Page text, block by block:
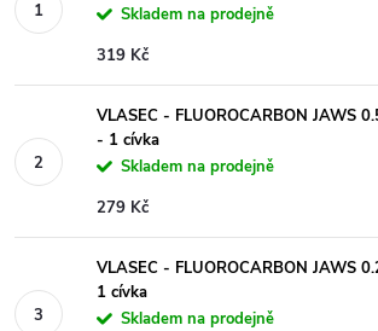
Skladem na prodejně
319 Kč
VLASEC - FLUOROCARBON JAWS
- 1 cívka
Skladem na prodejně
279 Kč
VLASEC - FLUOROCARBON JAWS
1 cívka
Skladem na prodejně